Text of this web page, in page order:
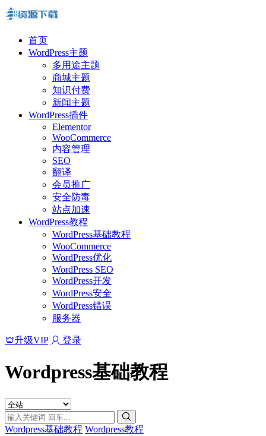
首页
WordPress主题
多用途主题
商城主题
知识付费
新闻主题
WordPress插件
Elementor
WooCommerce
内容管理
SEO
翻译
会员推广
安全防毒
站点加速
WordPress教程
WordPress基础教程
WooCommerce
WordPress优化
WordPress SEO
WordPress开发
WordPress安全
WordPress错误
服务器
升级VIP 登录
Wordpress基础教程
Wordpress基础教程 Wordpress教程